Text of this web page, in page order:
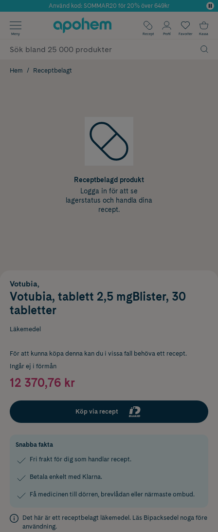
Årets Butik 2025 inom Skönhet
Använd kod: SOMMAR20 för 20% över 649kr
✓ Fri frakt
✓ Poäng på alla köp*
Meny Recept Profil Favoriter Kassa
Hem Receptbelagt
Receptbelagd produkt
Logga in för att se
lagerstatus och handla dina
recept.
Votubia,
Votubia, tablett 2,5 mgBlister, 30
tabletter
Läkemedel
För att kunna köpa denna kan du i vissa fall behöva ett recept.
Ingår ej i förmån
12 370,76 kr
Köp via recept
Snabba fakta
Fri frakt för dig som handlar recept.
Betala enkelt med Klarna.
Få medicinen till dörren, brevlådan eller närmaste ombud.
Det här är ett receptbelagt läkemedel. Läs Bipacksedel noga före
användning.